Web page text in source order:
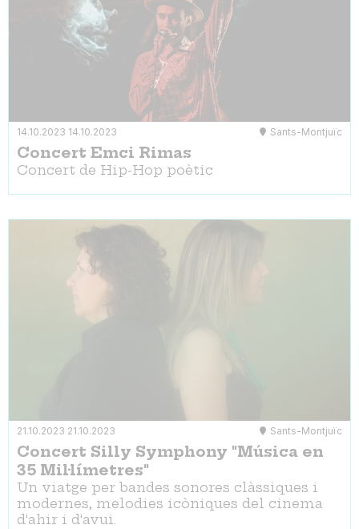
14.10.2023 14.10.2023 Sants-Montjuïc
Concert Emci Rimas
Concert de Hip-Hop poètic
21.10.2023 21.10.2023 Sants-Montjuïc
Concert Silly Symphony "Música en
35 Mil·límetres"
Un viatge per bandes sonores clàssiques i
modernes, melodies icòniques del cinema
d'ahir i d'avui.